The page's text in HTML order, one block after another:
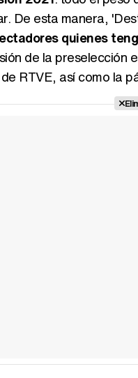
De esta manera,
quienes
de la
RTVE, así como la